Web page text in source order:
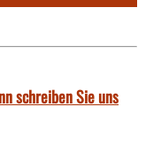
schreiben Sie uns